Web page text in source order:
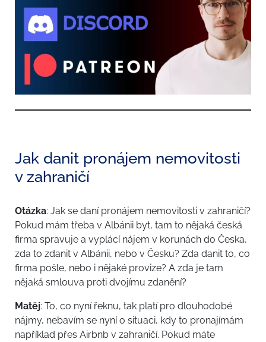
Jak danit pronájem nemovitosti
v zahraničí
Otázka: Jak se daní pronájem nemovitosti v zahraničí?
Pokud mám třeba v Albánii byt, tam to nějaká česká
firma spravuje a vyplácí nájem v korunách do Česka,
zda to zdanit v Albánii, nebo v Česku? Zda danit to, co
firma pošle, nebo i nějaké provize? A zda je tam
nějaká smlouva proti dvojímu zdanění?
Matěj: To, co nyní řeknu, tak platí pro dlouhodobé
nájmy, nebavím se nyní o situaci, kdy to pronajímám
například přes Airbnb v zahraničí. Pokud máte